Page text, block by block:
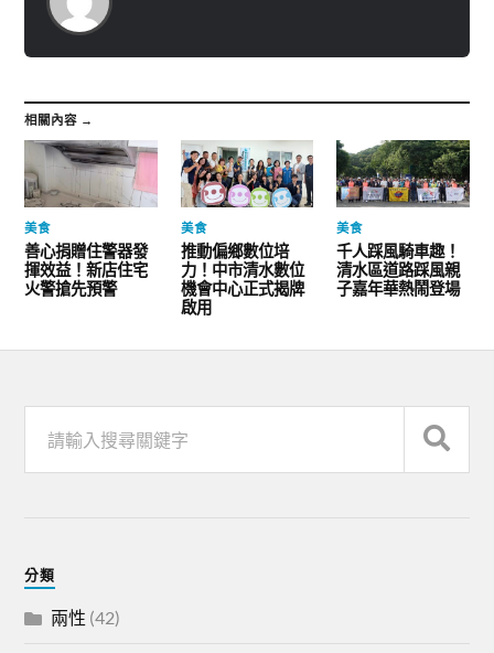
相關內容 →
美食
善心捐贈住警器發
揮效益！新店住宅
火警搶先預警
美食
推動偏鄉數位培
力！中市清水數位
機會中心正式揭牌
啟用
美食
千人踩風騎車趣！
清水區道路踩風親
子嘉年華熱鬧登場
分類
兩性 (42)